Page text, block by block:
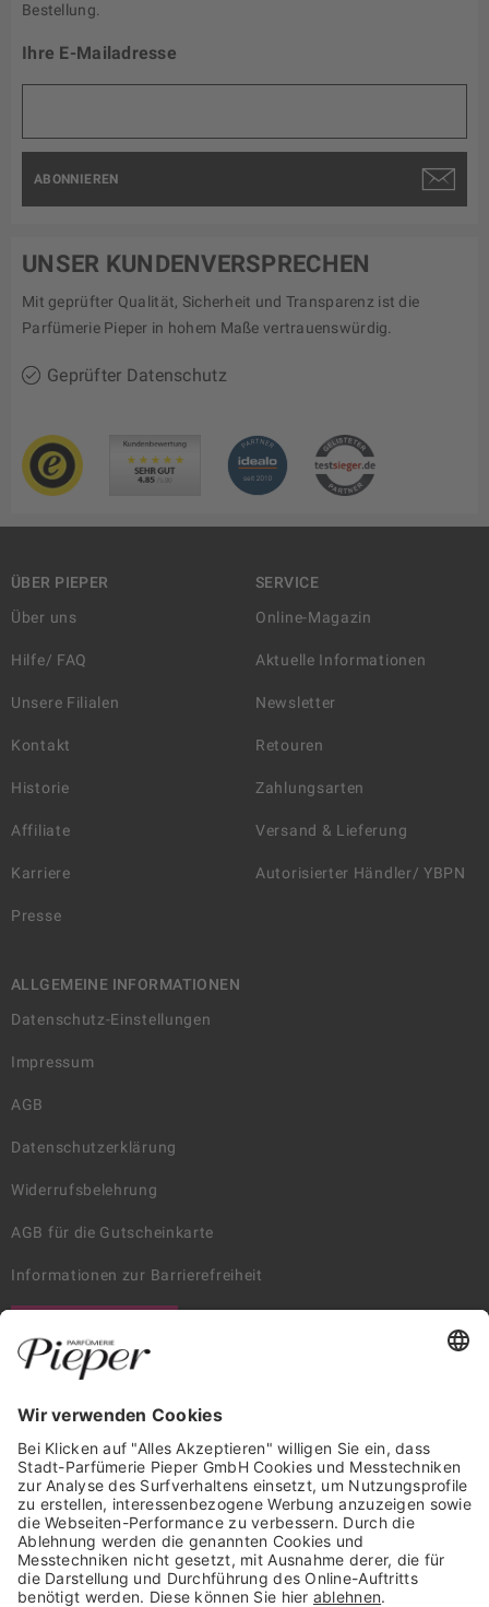
Bestellung.
Ihre E-Mailadresse
ABONNIEREN
UNSER KUNDENVERSPRECHEN
Mit geprüfter Qualität, Sicherheit und Transparenz ist die
Parfümerie Pieper in hohem Maße vertrauenswürdig.
Geprüfter Datenschutz
ÜBER PIEPER
Über uns
Hilfe/ FAQ
Unsere Filialen
Kontakt
Historie
Affiliate
Karriere
Presse
SERVICE
Online-Magazin
Aktuelle Informationen
Newsletter
Retouren
Zahlungsarten
Versand & Lieferung
Autorisierter Händler/ YBPN
ALLGEMEINE INFORMATIONEN
Datenschutz-Einstellungen
Impressum
AGB
Datenschutzerklärung
Widerrufsbelehrung
AGB für die Gutscheinkarte
Informationen zur Barrierefreiheit
Trusted Shops Mitglied seit 2010